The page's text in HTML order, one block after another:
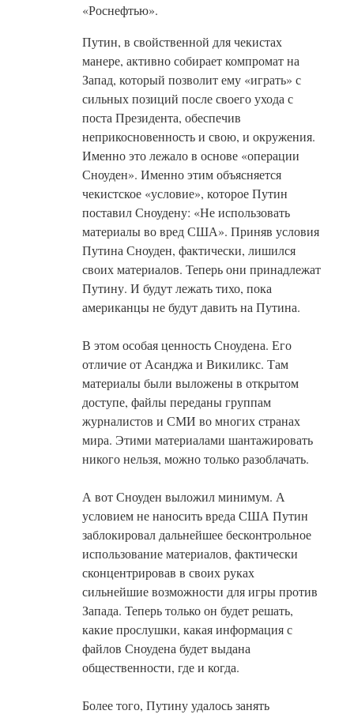
«Роснефтью».
Путин, в свойственной для чекистах
манере, активно собирает компромат на
Запад, который позволит ему «играть» с
сильных позиций после своего ухода с
поста Президента, обеспечив
неприкосновенность и свою, и окружения.
Именно это лежало в основе «операции
Сноуден». Именно этим объясняется
чекистское «условие», которое Путин
поставил Сноудену: «Не использовать
материалы во вред США». Приняв условия
Путина Сноуден, фактически, лишился
своих материалов. Теперь они принадлежат
Путину. И будут лежать тихо, пока
американцы не будут давить на Путина.
В этом особая ценность Сноудена. Его
отличие от Асанджа и Викиликс. Там
материалы были выложены в открытом
доступе, файлы переданы группам
журналистов и СМИ во многих странах
мира. Этими материалами шантажировать
никого нельзя, можно только разоблачать.
А вот Сноуден выложил минимум. А
условием не наносить вреда США Путин
заблокировал дальнейшее бесконтрольное
использование материалов, фактически
сконцентрировав в своих руках
сильнейшие возможности для игры против
Запада. Теперь только он будет решать,
какие прослушки, какая информация с
файлов Сноудена будет выдана
общественности, где и когда.
Более того, Путину удалось занять